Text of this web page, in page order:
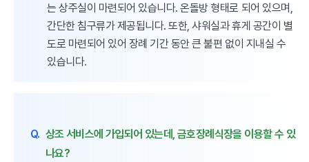
는 상주실이 마련되어 있습니다. 온돌방 형태로 되어 있으며,
간단한 침구류가 제공됩니다. 또한, 샤워실과 휴게 공간이 별
도로 마련되어 있어 장례 기간 동안 큰 불편 없이 지내실 수
있습니다.
Q. 상조 서비스에 가입되어 있는데, 금호장례식장을 이용할 수 있
나요?